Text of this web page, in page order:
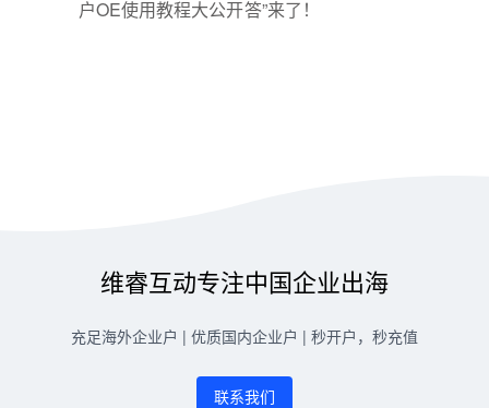
户OE使用教程大公开答”来了！
维睿互动专注中国企业出海
充足海外企业户 | 优质国内企业户 | 秒开户，秒充值
联系我们